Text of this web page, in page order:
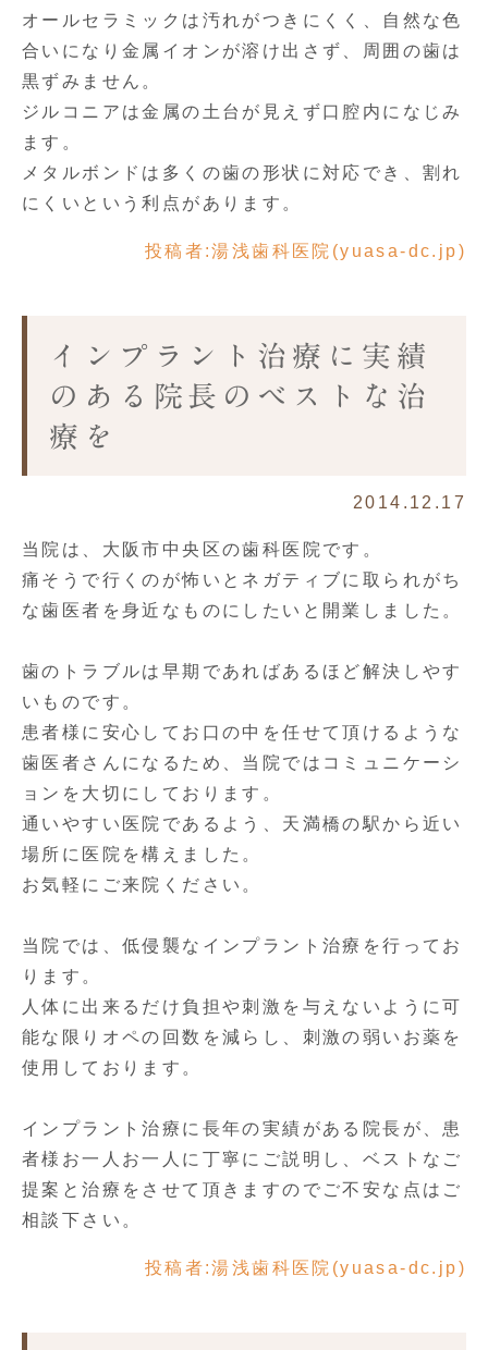
オールセラミックは汚れがつきにくく、自然な色
合いになり金属イオンが溶け出さず、周囲の歯は
黒ずみません。
ジルコニアは金属の土台が見えず口腔内になじみ
ます。
メタルボンドは多くの歯の形状に対応でき、割れ
にくいという利点があります。
投稿者:湯浅歯科医院(yuasa-dc.jp)
インプラント治療に実績
のある院長のベストな治
療を
2014.12.17
当院は、大阪市中央区の歯科医院です。
痛そうで行くのが怖いとネガティブに取られがち
な歯医者を身近なものにしたいと開業しました。
歯のトラブルは早期であればあるほど解決しやす
いものです。
患者様に安心してお口の中を任せて頂けるような
歯医者さんになるため、当院ではコミュニケーシ
ョンを大切にしております。
通いやすい医院であるよう、天満橋の駅から近い
場所に医院を構えました。
お気軽にご来院ください。
当院では、低侵襲なインプラント治療を行ってお
ります。
人体に出来るだけ負担や刺激を与えないように可
能な限りオペの回数を減らし、刺激の弱いお薬を
使用しております。
インプラント治療に長年の実績がある院長が、患
者様お一人お一人に丁寧にご説明し、ベストなご
提案と治療をさせて頂きますのでご不安な点はご
相談下さい。
投稿者:湯浅歯科医院(yuasa-dc.jp)